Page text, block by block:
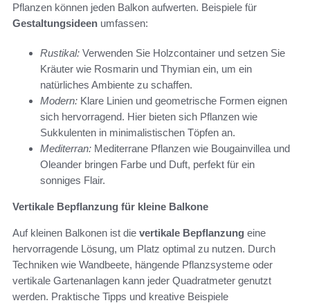
Pflanzen können jeden Balkon aufwerten. Beispiele für
Gestaltungsideen umfassen:
Rustikal: Verwenden Sie Holzcontainer und setzen Sie
Kräuter wie Rosmarin und Thymian ein, um ein
natürliches Ambiente zu schaffen.
Modern: Klare Linien und geometrische Formen eignen
sich hervorragend. Hier bieten sich Pflanzen wie
Sukkulenten in minimalistischen Töpfen an.
Mediterran: Mediterrane Pflanzen wie Bougainvillea und
Oleander bringen Farbe und Duft, perfekt für ein
sonniges Flair.
Vertikale Bepflanzung für kleine Balkone
Auf kleinen Balkonen ist die vertikale Bepflanzung eine
hervorragende Lösung, um Platz optimal zu nutzen. Durch
Techniken wie Wandbeete, hängende Pflanzsysteme oder
vertikale Gartenanlagen kann jeder Quadratmeter genutzt
werden. Praktische Tipps und kreative Beispiele